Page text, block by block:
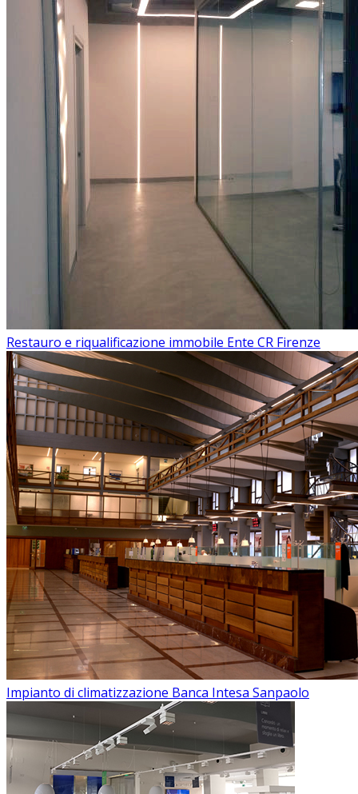
Restauro e riqualificazione immobile Ente CR Firenze
Impianto di climatizzazione Banca Intesa Sanpaolo